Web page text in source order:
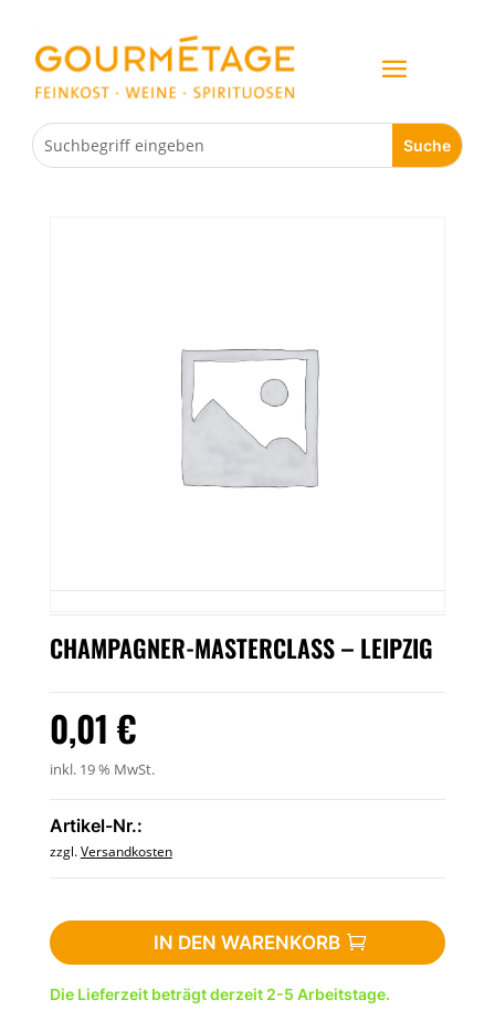
CHAMPAGNER-MASTERCLASS – LEIPZIG
0,01 €
inkl. 19 % MwSt.
Artikel-Nr.:
zzgl.Versandkosten
Champagner-
Masterclass
Leipzig
IN DEN WARENKORB
Die Lieferzeit beträgt derzeit 2-5 Arbeitstage.